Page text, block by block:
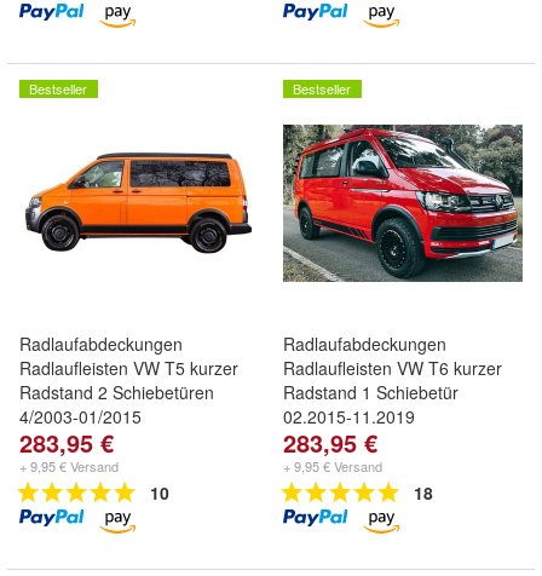
Bestseller
Radlaufabdeckungen
Radlaufleisten VW T5 kurzer
Radstand 2 Schiebetüren
4/2003-01/2015
283,95 €
+ 9,95 € Versand
10
Bestseller
Radlaufabdeckungen
Radlaufleisten VW T6 kurzer
Radstand 1 Schiebetür
02.2015-11.2019
283,95 €
+ 9,95 € Versand
18